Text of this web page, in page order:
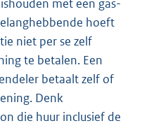
met een gas-
hoeft
niet per se zelf
te betalen. Een
betaalt zelf of
Denk
die huur inclusief de